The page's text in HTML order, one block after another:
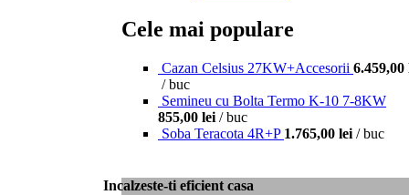
Cele mai populare
Cazan Celsius 27KW+Accesorii 6.459,00
buc
Semineu cu Bolta Termo K-10 7-8KW
855,00 lei
buc
Soba Teracota 4R+P 1.765,00 lei buc
Incalzeste-ti eficient casa